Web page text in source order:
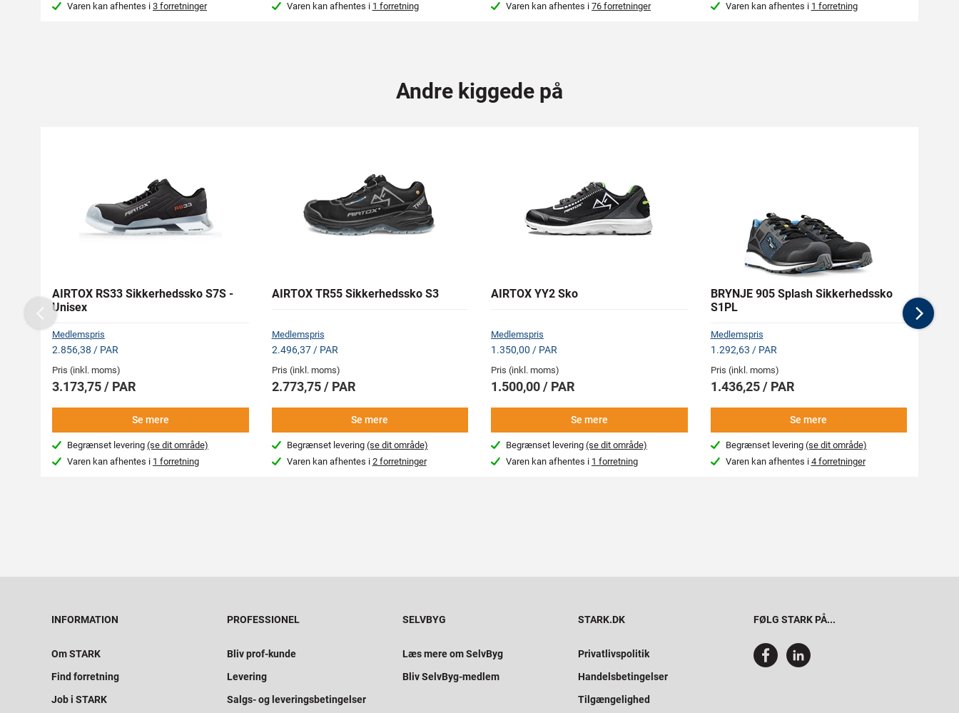
Varen kan afhentes i3 forretninger
Varen kan afhentes i 1 forretning
Varen kan afhentes i76 forretninger
Varen kan afhentes i 1 forretning
Andre kiggede på
AIRTOX RS33 Sikkerhedssko S7S -
Unisex
Medlemspris
2.856,38 / PAR
Pris (inkl. moms)
3.173,75 / PAR
Se mere
Begrænset levering(se dit område)
Varen kan afhentes i 1 forretning
AIRTOX TR55 Sikkerhedssko S3
Medlemspris
2.496,37 / PAR
Pris (inkl. moms)
2.773,75 / PAR
Se mere
Begrænset levering (se dit område)
Varen kan afhentes i 2 forretninger
AIRTOX YY2 Sko
Medlemspris
1.350,00 / PAR
Pris (inkl. moms)
1.500,00 / PAR
Se mere
Begrænset levering(se dit område)
Varen kan afhentes i 1 forretning
BRYNJE 905 Splash Sikkerhedssko
S1PL
Medlemspris
1.292,63 / PAR
Pris (inkl. moms)
1.436,25 / PAR
Se mere
Begrænset levering (se dit område)
Varen kan afhentes i 4 forretninger
Previous
INFORMATION
Om STARK
Find forretning
Job i STARK
PROFESSIONEL
Bliv prof-kunde
Levering
Salgs- og leveringsbetingelser
SELVBYG
Læs mere om SelvByg
Bliv SelvByg-medlem
STARK.DK
Privatlivspolitik
Handelsbetingelser
Tilgængelighed
FØLG STARK PÅ...